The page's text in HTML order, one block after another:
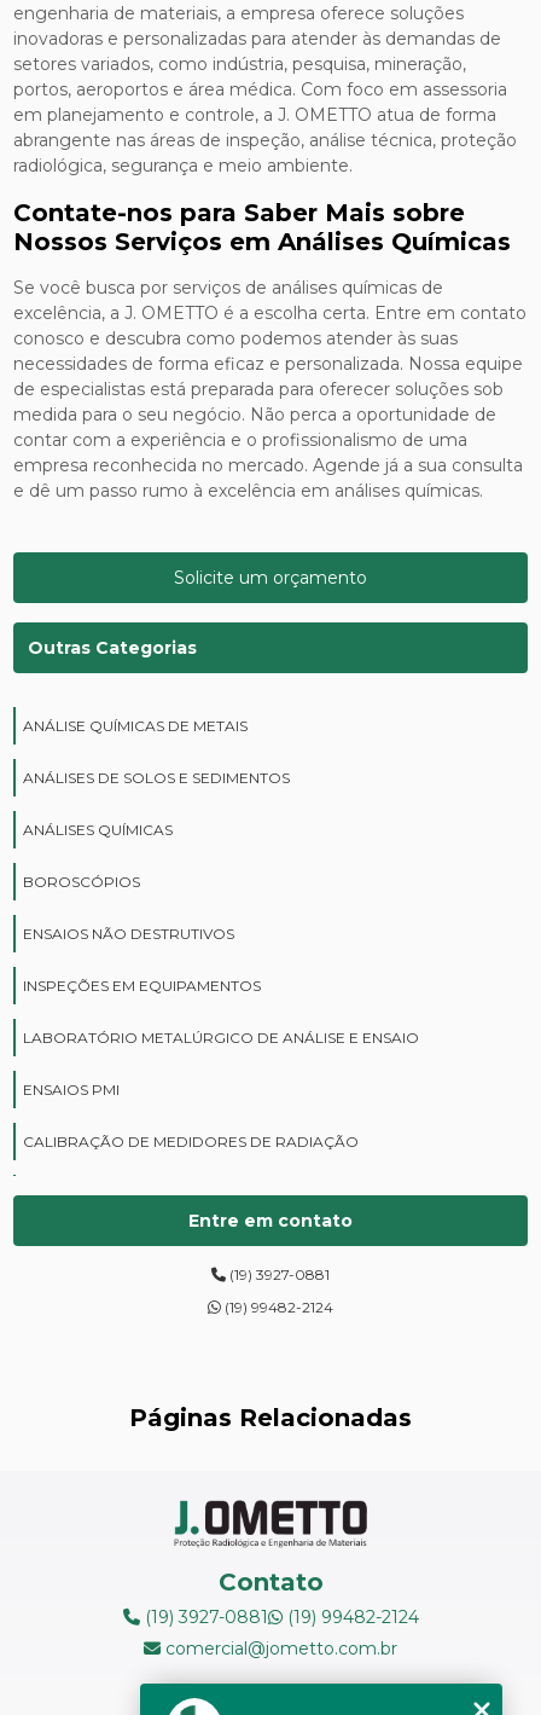
engenharia de materiais, a empresa oferece soluções
inovadoras e personalizadas para atender às demandas de
setores variados, como indústria, pesquisa, mineração,
portos, aeroportos e área médica. Com foco em assessoria
em planejamento e controle, a J. OMETTO atua de forma
abrangente nas áreas de inspeção, análise técnica, proteção
radiológica, segurança e meio ambiente.
Contate-nos para Saber Mais sobre
Nossos Serviços em Análises Químicas
Se você busca por serviços de análises químicas de
excelência, a J. OMETTO é a escolha certa. Entre em contato
conosco e descubra como podemos atender às suas
necessidades de forma eficaz e personalizada. Nossa equipe
de especialistas está preparada para oferecer soluções sob
medida para o seu negócio. Não perca a oportunidade de
contar com a experiência e o profissionalismo de uma
empresa reconhecida no mercado. Agende já a sua consulta
e dê um passo rumo à excelência em análises químicas.
Solicite um orçamento
Outras Categorias
ANÁLISE QUÍMICAS DE METAIS
ANÁLISES DE SOLOS E SEDIMENTOS
ANÁLISES QUÍMICAS
BOROSCÓPIOS
ENSAIOS NÃO DESTRUTIVOS
INSPEÇÕES EM EQUIPAMENTOS
LABORATÓRIO METALÚRGICO DE ANÁLISE E ENSAIO
ENSAIOS PMI
CALIBRAÇÃO DE MEDIDORES DE RADIAÇÃO
CURSOS DE PROTEÇÃO RADIOLÓGICA
DIGITALIZAÇÃO DE FILMES RADIOGRÁFICOS
ENSAIOS DE DUREZA DE CAMPO
MANUTENÇÃO DE MEDIDORES DE RADIAÇÃO
MEDIÇÃO DE FERRITA
RADIOGRAFIA INDUSTRIAL
Entre em contato
(19) 3927-0881
(19) 99482-2124
Páginas Relacionadas
Contato
(19) 3927-0881
(19) 99482-2124
comercial@jometto.com.br
Endereço